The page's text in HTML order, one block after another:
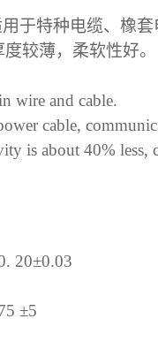
于特种电缆、橡
较薄，柔软性好。
wire and cable.
cable,
is about 40% less,
20±0.03
±5